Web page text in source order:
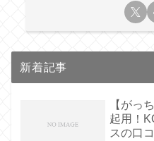
新着記事
【がっ
起用！
スの口